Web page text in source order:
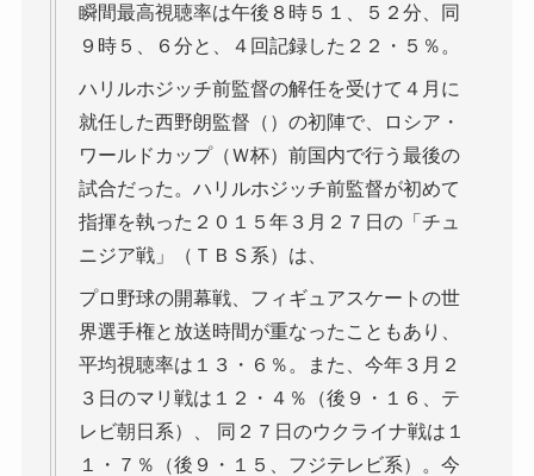
瞬間最高視聴率は午後８時５１、５２分、同
９時５、６分と、４回記録した２２・５％。
ハリルホジッチ前監督の解任を受けて４月に
就任した西野朗監督（）の初陣で、ロシア・
ワールドカップ（Ｗ杯）前国内で行う最後の
試合だった。ハリルホジッチ前監督が初めて
指揮を執った２０１５年３月２７日の「チュ
ニジア戦」（ＴＢＳ系）は、
プロ野球の開幕戦、フィギュアスケートの世
界選手権と放送時間が重なったこともあり、
平均視聴率は１３・６％。また、今年３月２
３日のマリ戦は１２・４％（後９・１６、テ
レビ朝日系）、 同２７日のウクライナ戦は１
１・７％（後９・１５、フジテレビ系）。今